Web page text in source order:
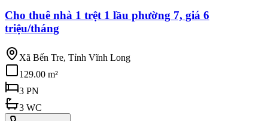
Cho thuê nhà 1 trệt 1 lầu phường 7, giá 6
triệu/tháng
Xã Bến Tre, Tỉnh Vĩnh Long
129.00 m²
3 PN
3 WC